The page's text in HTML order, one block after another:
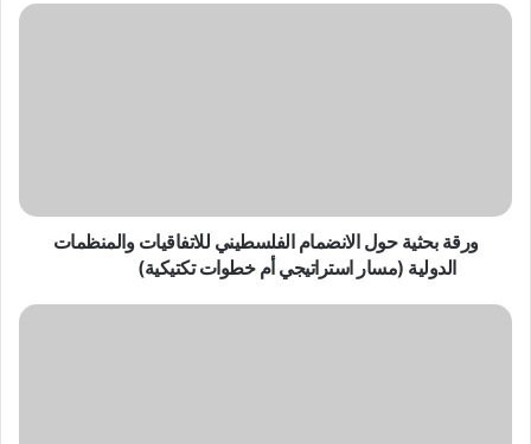
ورقة
(مسار
استراتيجي
تكتيكية)
ورقة بحثية حول الانضمام الفلسطيني للاتفاقيات والمنظمات
الدولية (مسار استراتيجي أم خطوات تكتيكية)
الهيئة